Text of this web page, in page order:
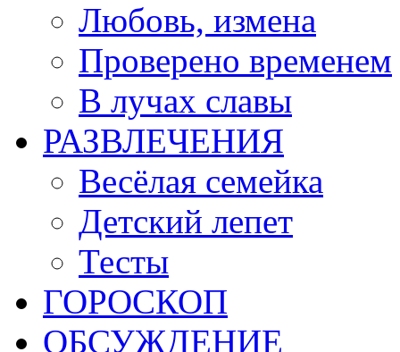
Любовь, измена
Проверено временем
В лучах славы
РАЗВЛЕЧЕНИЯ
Весёлая семейка
Детский лепет
Тесты
ГОРОСКОП
ОБСУЖДЕНИЕ